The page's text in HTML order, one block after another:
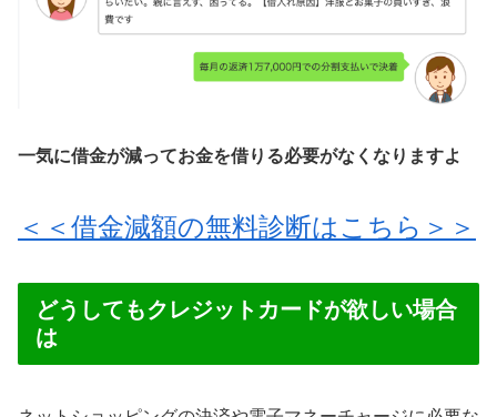
一気に借金が減ってお金を借りる必要がなくなりますよ
＜＜借金減額の無料診断はこちら＞＞
どうしてもクレジットカードが欲しい場合
は